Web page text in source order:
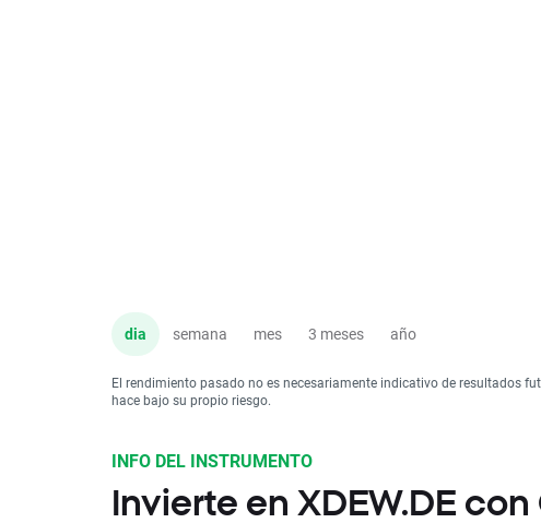
dia semana mes 3 meses año
El rendimiento pasado no es necesariamente indicativo de resultados
hace bajo su propio riesgo.
INFO DEL INSTRUMENTO
Invierte en XDEW.DE con